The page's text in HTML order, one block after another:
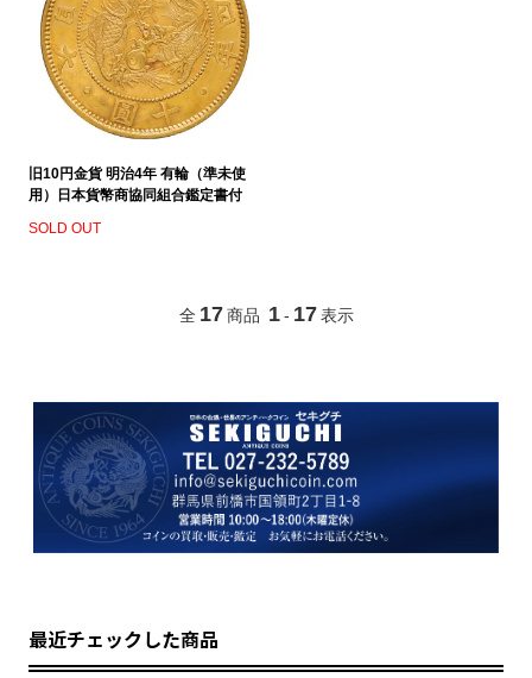
旧10円金貨 明治4年 有輪（準未使
用）日本貨幣商協同組合鑑定書付
SOLD OUT
全 17 商品 1 - 17 表示
最近チェックした商品